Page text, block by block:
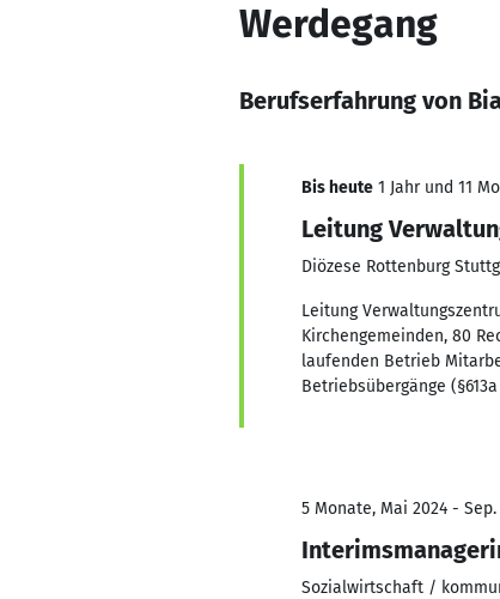
Werdegang
Berufserfahrung von
Bis heute 1 Jahr und 11
Leitung
Diözese Rottenburg
Leitung
Kirchengemeinden, 80
laufenden Betrieb
Betriebsübergänge
5 Monate, Mai 2024 - Sep.
Sozialwirtschaft /